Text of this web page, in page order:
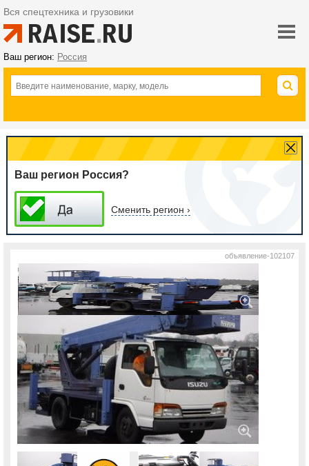
Вся спецтехника и грузовики
Ваш регион: Россия
Ваш регион Россия?
Сменить регион ›
объявление-102107